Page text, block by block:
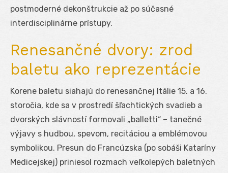
postmoderné dekonštrukcie až po súčasné
interdisciplinárne prístupy.
Renesančné dvory: zrod
baletu ako reprezentácie
Korene baletu siahajú do renesančnej Itálie 15. a 16.
storočia, kde sa v prostredí šľachtických svadieb a
dvorských slávností formovali „balletti“ – tanečné
výjavy s hudbou, spevom, recitáciou a emblémovou
symbolikou. Presun do Francúzska (po sobáši Kataríny
Medicejskej) priniesol rozmach veľkolepých baletných